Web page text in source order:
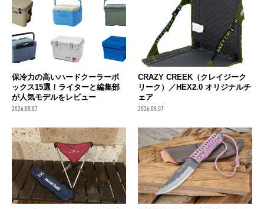
保冷力の高いハードクーラーボ
ックス15選！ライターと編集部
が人気モデルをレビュー
2026.08.07
CRAZY CREEK（クレイジーク
リーク）／HEX2.0 オリジナルチ
ェア
2026.08.07